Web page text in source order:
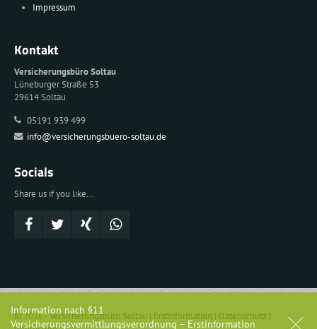
Impressum
Kontakt
Versicherungsbüro Soltau
Lüneburger Straße 53
29614 Soltau
05191 939 499
info@versicherungsbuero-soltau.de
Socials
Share us if you like...
© 2026 - Versicherungsbüro Soltau | Erstinformation | Datenschutz |
Information nach §11
Versicherungsvermittlungsverordnung – Erstinformation